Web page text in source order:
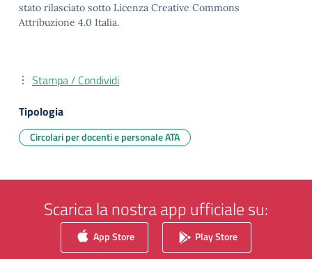
stato rilasciato sotto Licenza Creative Commons
Attribuzione 4.0 Italia.
Stampa / Condividi
Tipologia
Circolari per docenti e personale ATA
Scarica la nostra app ufficiale su:
App Store Play Store